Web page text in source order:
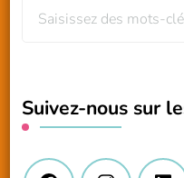
?
Suivez-nous sur